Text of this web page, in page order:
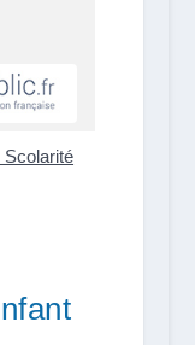
Scolarité